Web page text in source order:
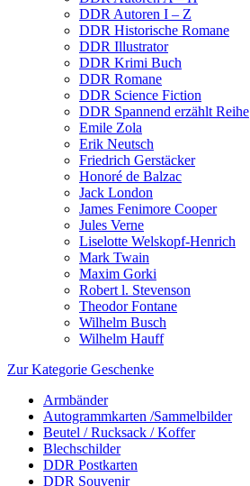
DDR Autoren I – Z
DDR Historische Romane
DDR Illustrator
DDR Krimi Buch
DDR Romane
DDR Science Fiction
DDR Spannend erzählt Reihe
Emile Zola
Erik Neutsch
Friedrich Gerstäcker
Honoré de Balzac
Jack London
James Fenimore Cooper
Jules Verne
Liselotte Welskopf-Henrich
Mark Twain
Maxim Gorki
Robert l. Stevenson
Theodor Fontane
Wilhelm Busch
Wilhelm Hauff
Zur Kategorie Geschenke
Armbänder
Autogrammkarten /Sammelbilder
Beutel / Rucksack / Koffer
Blechschilder
DDR Postkarten
DDR Souvenir